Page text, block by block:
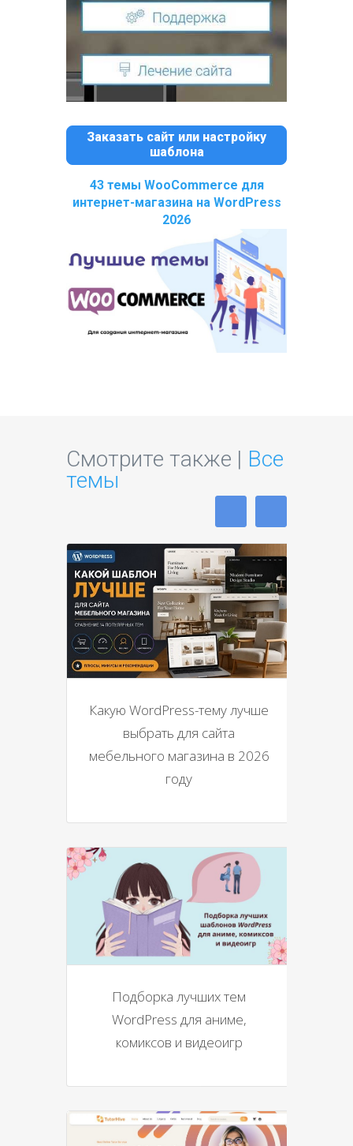
Заказать сайт или настройку
шаблона
43 темы WooCommerce для
интернет-магазина на WordPress
2026
Смотрите также | Все
темы
Какую WordPress-тему лучше
выбрать для сайта
мебельного магазина в 2026
году
Подборка лучших тем
WordPress для аниме,
комиксов и видеоигр